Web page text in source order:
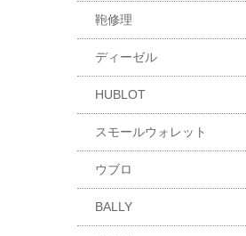
鞄修理
ディーゼル
HUBLOT
スモールウォレット
ウブロ
BALLY